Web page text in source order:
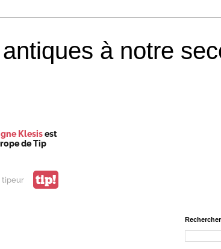
à notre
Klesisest
de Tip
tipeur tip!